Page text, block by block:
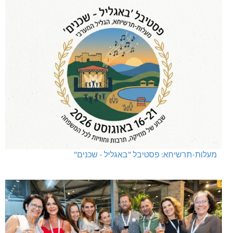
מעלות-תרשיחא: פסטיבל "באגליל - שכנים"